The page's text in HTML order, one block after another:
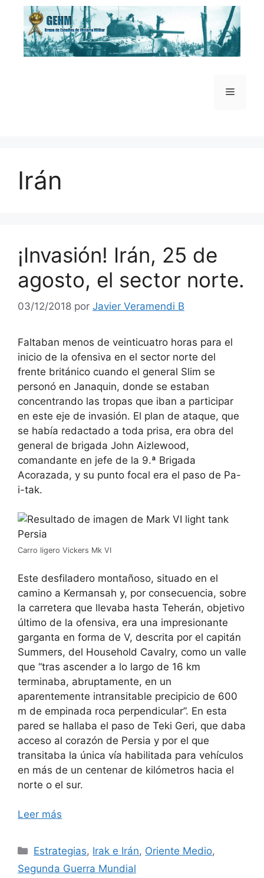
Saltar
contenido
Menú
Irán
¡Invasión! Irán, 25 de
agosto, el sector norte.
03/12/2018 por Javier Veramendi B
Faltaban menos de veinticuatro horas para el
inicio de la ofensiva en el sector norte del
frente británico cuando el general Slim se
personó en Janaquin, donde se estaban
concentrando las tropas que iban a participar
en este eje de invasión. El plan de ataque, que
se había redactado a toda prisa, era obra del
general de brigada John Aizlewood,
comandante en jefe de la 9.ª Brigada
Acorazada, y su punto focal era el paso de Pa-
i-tak.
Carro ligero Vickers Mk VI
Este desfiladero montañoso, situado en el
camino a Kermansah y, por consecuencia, sobre
la carretera que llevaba hasta Teherán, objetivo
último de la ofensiva, era una impresionante
garganta en forma de V, descrita por el capitán
Summers, del Household Cavalry, como un valle
que “tras ascender a lo largo de 16 km
terminaba, abruptamente, en un
aparentemente intransitable precipicio de 600
m de empinada roca perpendicular”. En esta
pared se hallaba el paso de Teki Geri, que daba
acceso al corazón de Persia y por el que
transitaba la única vía habilitada para vehículos
en más de un centenar de kilómetros hacia el
norte o el sur.
Leer más
Categorías
Estrategias, Irak e Irán, Oriente Medio,
Segunda Guerra Mundial